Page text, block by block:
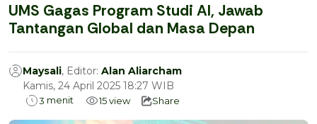
UMS Gagas Program Studi AI, Jawab
Tantangan Global dan Masa Depan
Maysali, Editor: Alan Aliarcham
Kamis, 24 April 2025 18:27 WIB
3 menit 15view Share